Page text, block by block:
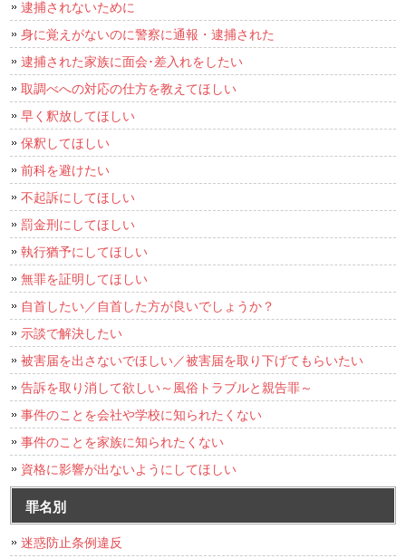
逮捕されないために
身に覚えがないのに警察に通報・逮捕された
逮捕された家族に面会･差入れをしたい
取調べへの対応の仕方を教えてほしい
早く釈放してほしい
保釈してほしい
前科を避けたい
不起訴にしてほしい
罰金刑にしてほしい
執行猶予にしてほしい
無罪を証明してほしい
自首したい／自首した方が良いでしょうか？
示談で解決したい
被害届を出さないでほしい／被害届を取り下げてもらいたい
告訴を取り消して欲しい～風俗トラブルと親告罪～
事件のことを会社や学校に知られたくない
事件のことを家族に知られたくない
資格に影響が出ないようにしてほしい
罪名別
迷惑防止条例違反